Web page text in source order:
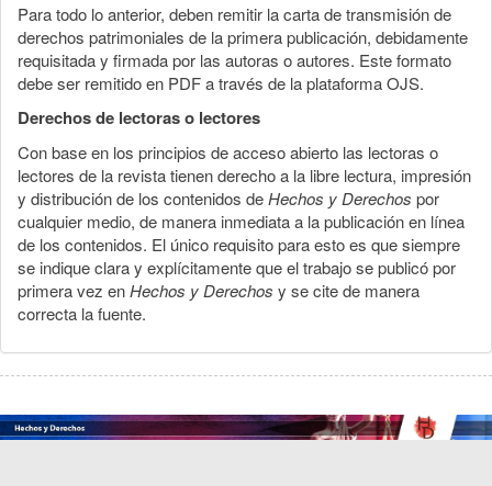
Para todo lo anterior, deben remitir la carta de transmisión de
derechos patrimoniales de la primera publicación, debidamente
requisitada y firmada por las autoras o autores. Este formato
debe ser remitido en PDF a través de la plataforma OJS.
Derechos de lectoras o lectores
Con base en los principios de acceso abierto las lectoras o
lectores de la revista tienen derecho a la libre lectura, impresión
y distribución de los contenidos deHechos y Derechos por
cualquier medio, de manera inmediata a la publicación en línea
de los contenidos. El único requisito para esto es que siempre
se indique clara y explícitamente que el trabajo se publicó por
primera vez enHechos y Derechos y se cite de manera
correcta la fuente.